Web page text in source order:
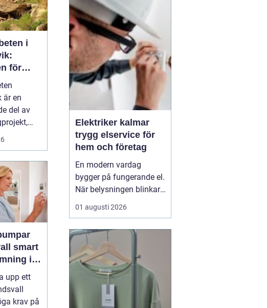
i
för
är en
del av
det ha...
i
upp ett
krav på
säga något om barnets
hälsa. Tidigt ultraljud
har utvecklats mycket de
senaste åren och
används i dag bå...
Elektriker kalmar
trygg elservice för
hem och företag
En modern vardag
bygger på fungerande el.
När belysningen blinkar,
propparna går eller en ny
laddbox ska på plats
lösningar. En kunnig
elektriker ser till att
anläggningen är säker,
laglig och anpassad
efter verkliga behov. I K...
01 augusti 2026